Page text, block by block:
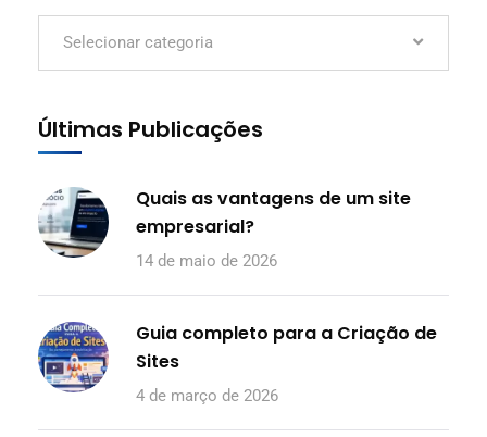
Selecionar categoria
Últimas Publicações
Quais as vantagens de um site
empresarial?
14 de maio de 2026
Guia completo para a Criação de
Sites
4 de março de 2026